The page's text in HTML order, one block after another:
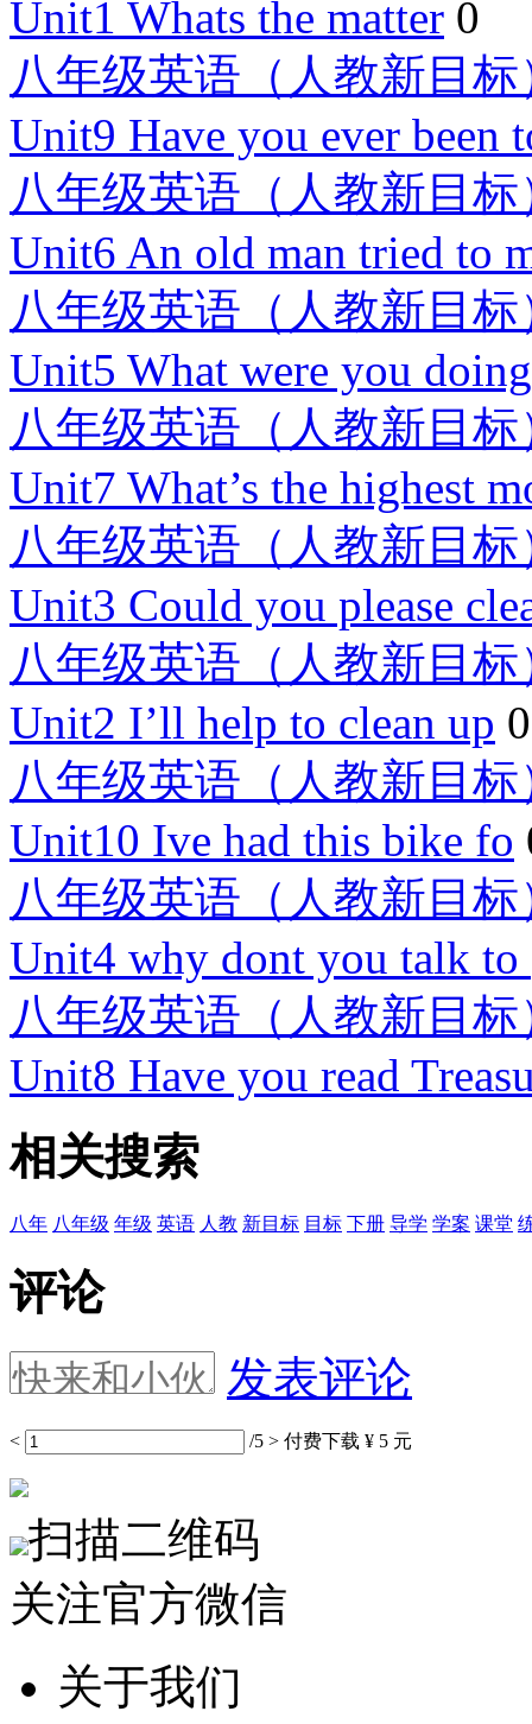
Unit1 Whats the matter 0
八年级英语（人教新目
Unit9 Have you ever been
八年级英语（人教新目
Unit6 An old man tried to
八年级英语（人教新目
Unit5 What were you
八年级英语（人教新目
Unit7 What’s the highest
八年级英语（人教新目
Unit3 Could you please
八年级英语（人教新目
Unit2 I’ll help to clean up 0
八年级英语（人教新目
Unit10 Ive had this bike fo
八年级英语（人教新目
Unit4 why dont you talk to
八年级英语（人教新目
Unit8 Have you read
相关搜索
八年 八年级 年级 英语 人教 新目标 目标 下册 导学 学案 课堂
评论
发表评论
< /5 > 付费下载 ¥ 5 元
扫描二维码
关注官方微信
关于我们